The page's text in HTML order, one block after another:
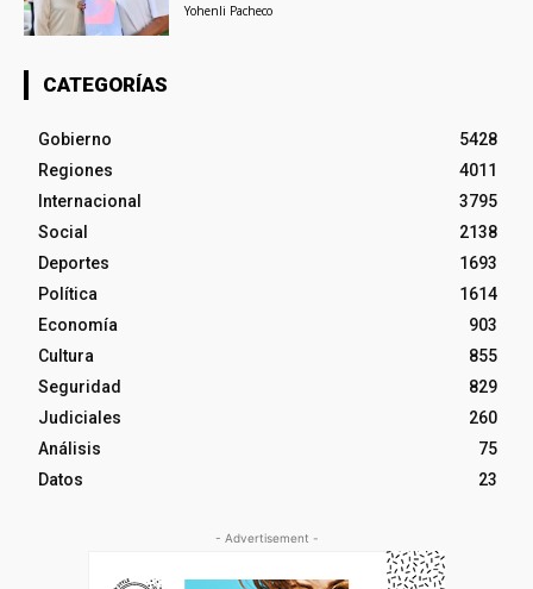
Yohenli Pacheco
CATEGORÍAS
Gobierno
5428
Regiones
4011
Internacional
3795
Social
2138
Deportes
1693
Política
1614
Economía
903
Cultura
855
Seguridad
829
Judiciales
260
Análisis
75
Datos
23
- Advertisement -